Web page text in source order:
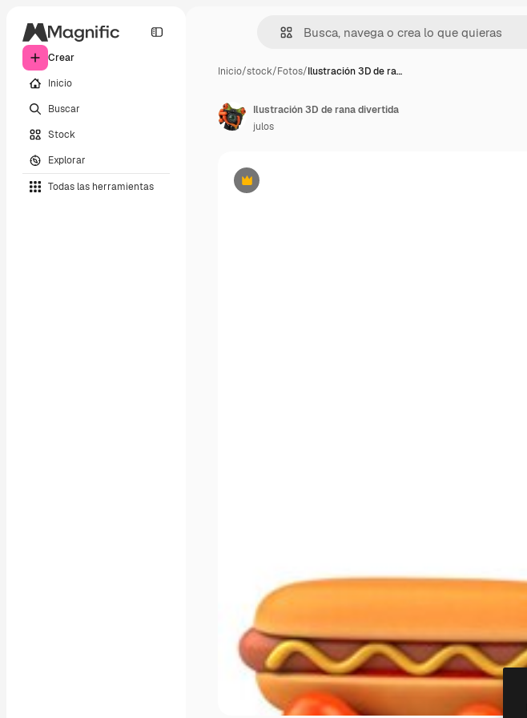
Crear
Inicio
Buscar
Stock
Explorar
Todas las herramientas
Inicio/stock/Fotos/Ilustración 3D de ra…
Premium
Ilustración 3D de rana divertida
julos